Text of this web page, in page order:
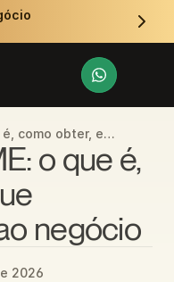
como obter, e
o que é,
negócio
2026